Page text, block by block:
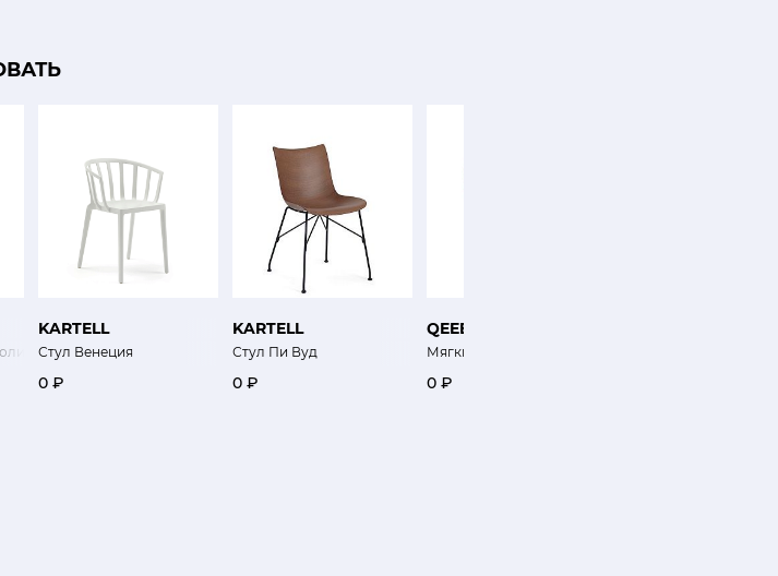
KARTELL
Стул Венеция
0 ₽
KARTELL
Стул Пи Вуд
0 ₽
QEEBOO
Мягкий кожаный стул Поцелуй
0 ₽